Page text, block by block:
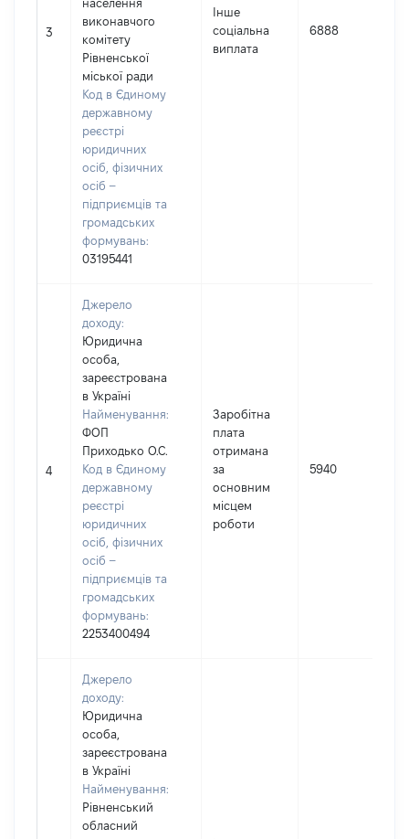
3
населення
виконавчого
комітету
Рівненської
міської ради
Код в Єдиному
державному
реєстрі
юридичних
осіб, фізичних
осіб –
підприємців та
громадських
формувань:
03195441
Інше
соціальна
виплата
6888
4
Джерело
доходу:
Юридична
особа,
зареєстрована
в Україні
Найменування:
ФОП
Приходько О.С.
Код в Єдиному
державному
реєстрі
юридичних
осіб, фізичних
осіб –
підприємців та
громадських
формувань:
2253400494
Заробітна
плата
отримана
за
основним
місцем
роботи
5940
Джерело
доходу:
Юридична
особа,
зареєстрована
в Україні
Найменування:
Рівненський
обласний